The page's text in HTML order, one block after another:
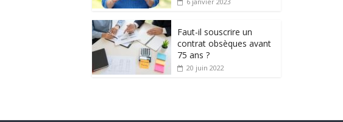
Faut-il souscrire un
contrat obsèques avant
75 ans ?
20 juin 2022